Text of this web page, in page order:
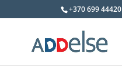
+370 699 44420